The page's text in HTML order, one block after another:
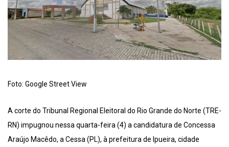
Foto: Google Street View
A corte do Tribunal Regional Eleitoral do Rio Grande do Norte (TRE-
RN) impugnou nessa quarta-feira (4) a candidatura de Concessa
Araújo Macêdo, a Cessa (PL), à prefeitura de Ipueira, cidade